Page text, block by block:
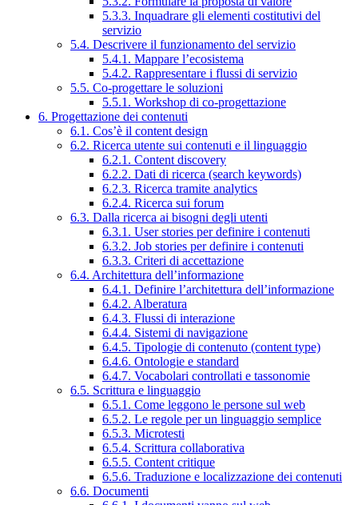
5.3.3. Inquadrare gli elementi costitutivi del
servizio
5.4. Descrivere il funzionamento del servizio
5.4.1. Mappare l’ecosistema
5.4.2. Rappresentare i flussi di servizio
5.5. Co-progettare le soluzioni
5.5.1. Workshop di co-progettazione
6. Progettazione dei contenuti
6.1. Cos’è il content design
6.2. Ricerca utente sui contenuti e il linguaggio
6.2.1. Content discovery
6.2.2. Dati di ricerca (search keywords)
6.2.3. Ricerca tramite analytics
6.2.4. Ricerca sui forum
6.3. Dalla ricerca ai bisogni degli utenti
6.3.1. User stories per definire i contenuti
6.3.2. Job stories per definire i contenuti
6.3.3. Criteri di accettazione
6.4. Architettura dell’informazione
6.4.1. Definire l’architettura dell’informazione
6.4.2. Alberatura
6.4.3. Flussi di interazione
6.4.4. Sistemi di navigazione
6.4.5. Tipologie di contenuto (content type)
6.4.6. Ontologie e standard
6.4.7. Vocabolari controllati e tassonomie
6.5. Scrittura e linguaggio
6.5.1. Come leggono le persone sul web
6.5.2. Le regole per un linguaggio semplice
6.5.3. Microtesti
6.5.4. Scrittura collaborativa
6.5.5. Content critique
6.5.6. Traduzione e localizzazione dei contenuti
6.6. Documenti